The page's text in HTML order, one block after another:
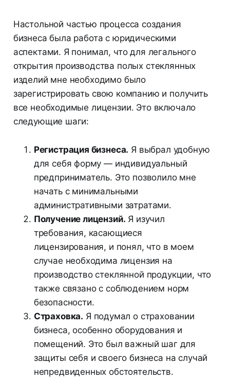
Настольной частью процесса создания
бизнеса была работа с юридическими
аспектами. Я понимал, что для легального
открытия производства полых стеклянных
изделий мне необходимо было
зарегистрировать свою компанию и получить
все необходимые лицензии. Это включало
следующие шаги:
Регистрация бизнеса. Я выбрал удобную
для себя форму — индивидуальный
предприниматель. Это позволило мне
начать с минимальными
административными затратами.
Получение лицензий. Я изучил
требования, касающиеся
лицензирования, и понял, что в моем
случае необходима лицензия на
производство стеклянной продукции, что
также связано с соблюдением норм
безопасности.
Страховка. Я подумал о страховании
бизнеса, особенно оборудования и
помещений. Это был важный шаг для
защиты себя и своего бизнеса на случай
непредвиденных обстоятельств.